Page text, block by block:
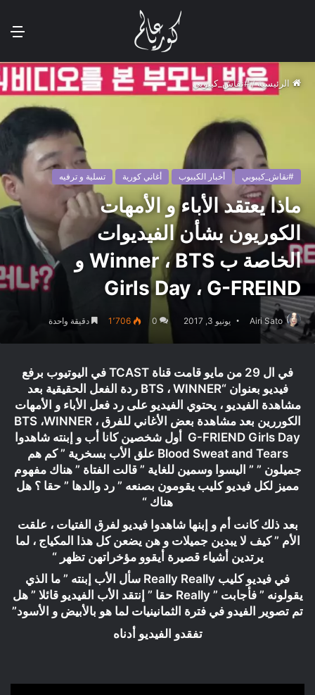
الرئيسية/#نقاش_كيبوبي
#نقاش_كيبوبي أخبار الكيبوب أغاني كورية تسلية و ترفيه
ماذا يعتقد الأباء و الأمهات
الكوريون بشأن الفيديوات
الخاصة ب Winner ، BTS و
Girls Day ، G-FREIND
Airi Sato يونيو 3, 2017 0 1٬706 دقيقة واحدة
في ال 29 من مايو قامت قناة TCAST في اليوتيوب برفع
فيديو بعنوان “BTS ، WINNER ردة الفعل الحقيقية بعد
مشاهدة الفيديو ، يحتوي الفيديو على رد فعل الأباء و الأمهات
الكوررين بعد مشاهدة بعض الأغاني للفرق BTS ،WINNER ،
G-FRIEND Girls Day أول شخصين كانا أب و إبنته شاهدوا
Blood Sweat and Tears علق الأب بسخرية ” كم هم
جميلون ” ” اليسوا وسمين للغاية ” قالت الفتاة ” هناك مفهوم
مميز لكل فيديو كليب يقومون بصنعه ” رد والدها ” حقا ؟ هل
هناك “
بعد ذلك كانت أم و إبنها شاهدوا فيديو لفرق الفتيات ، علقت
الأم ” كيف لا يبدين جميلات و هن يضعن كل هذا المكياج ، لما
يرتدين أشياء قصيرة أيقوو مؤخراتهن تظهر “
في فيديو كليب Really Really سأل الأب إبنته ” ما الذي
يقولونه ” فأجابت ” Really حقا ” إنتقد الأب الفيديو قائلا ” هل
تم تصوير الفيدو في فترة الثمانينيات لما هو بالأبيض و الأسود”
تفقدو الفيديو أدناه